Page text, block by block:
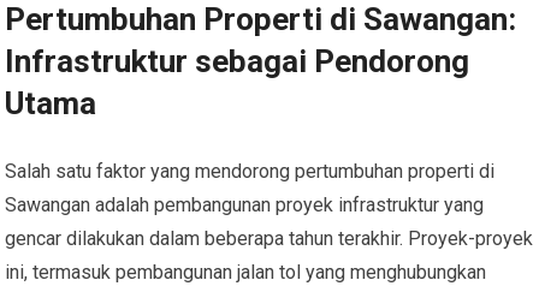
Pertumbuhan Properti di Sawangan:
Infrastruktur sebagai Pendorong
Utama
Salah satu faktor yang mendorong pertumbuhan properti di
Sawangan adalah pembangunan proyek infrastruktur yang
gencar dilakukan dalam beberapa tahun terakhir. Proyek-proyek
ini, termasuk pembangunan jalan tol yang menghubungkan